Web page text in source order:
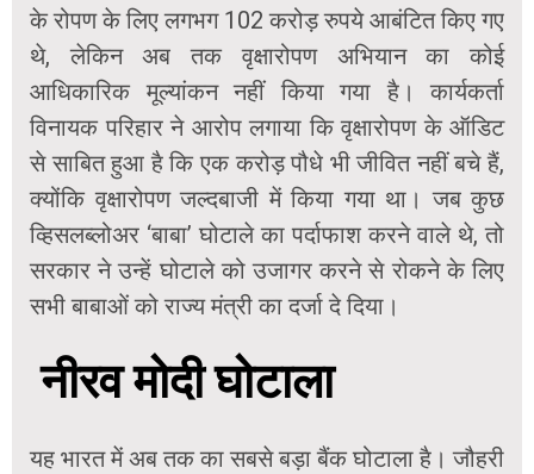
के रोपण के लिए लगभग 102 करोड़ रुपये आबंटित किए गए
थे, लेकिन अब तक वृक्षारोपण अभियान का कोई
आधिकारिक मूल्यांकन नहीं किया गया है। कार्यकर्ता
विनायक परिहार ने आरोप लगाया कि वृक्षारोपण के ऑडिट
से साबित हुआ है कि एक करोड़ पौधे भी जीवित नहीं बचे हैं,
क्योंकि वृक्षारोपण जल्दबाजी में किया गया था। जब कुछ
व्हिसलब्लोअर ‘बाबा’ घोटाले का पर्दाफाश करने वाले थे, तो
सरकार ने उन्हें घोटाले को उजागर करने से रोकने के लिए
सभी बाबाओं को राज्य मंत्री का दर्जा दे दिया।
नीरव मोदी घोटाला
यह भारत में अब तक का सबसे बड़ा बैंक घोटाला है। जौहरी